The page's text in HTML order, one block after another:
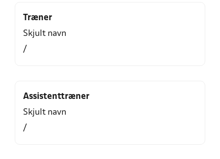
Træner
Skjult navn
/
Assistenttræner
Skjult navn
/